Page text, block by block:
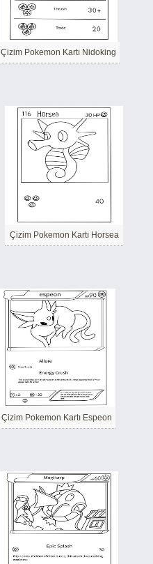
Çizim Pokemon Kartı Nidoking
Çizim Pokemon Kartı Horsea
Çizim Pokemon Kartı Espeon